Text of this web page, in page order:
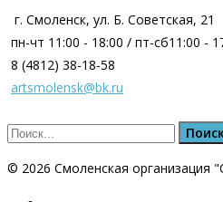
г. Смоленск, ул. Б. Советская, 21
пн-чт 11:00 - 18:00 / пт-сб11:00 -
8 (4812) 38-18-58
artsmolensk@bk.ru
© 2026 Смоленская организация